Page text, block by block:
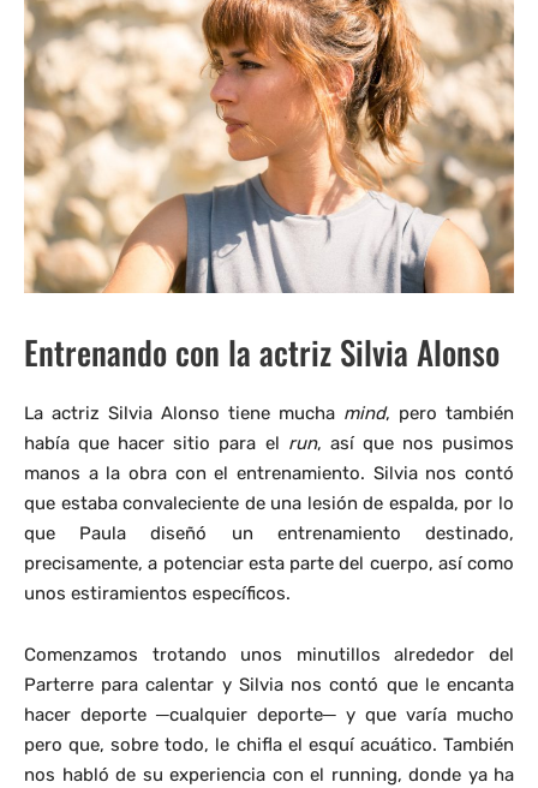
Entrenando con la actriz Silvia Alonso
La actriz Silvia Alonso tiene mucha mind, pero también
había que hacer sitio para el run, así que nos pusimos
manos a la obra con el entrenamiento. Silvia nos contó
que estaba convaleciente de una lesión de espalda, por lo
que Paula diseñó un entrenamiento destinado,
precisamente, a potenciar esta parte del cuerpo, así como
unos estiramientos específicos.
Comenzamos trotando unos minutillos alrededor del
Parterre para calentar y Silvia nos contó que le encanta
hacer deporte ─cualquier deporte─ y que varía mucho
pero que, sobre todo, le chifla el esquí acuático. También
nos habló de su experiencia con el running, donde ya ha